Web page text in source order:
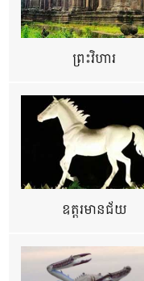
ព្រះវិហារ
ឧត្ដរមានជ័យ